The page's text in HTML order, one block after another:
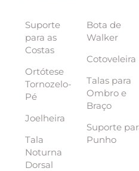
Suporte
para as
Costas
Ortótese
Tornozelo-
Pé
Joelheira
Tala
Noturna
Dorsal
Bota de
Walker
Cotoveleira
Talas para
Ombro e
Braço
Suporte
Punho